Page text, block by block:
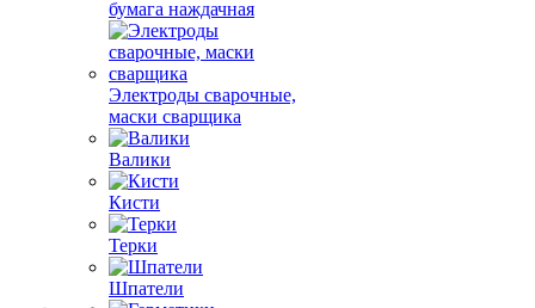
бумага наждачная
Электроды сварочные,
маски сварщика
Валики
Кисти
Терки
Шпатели